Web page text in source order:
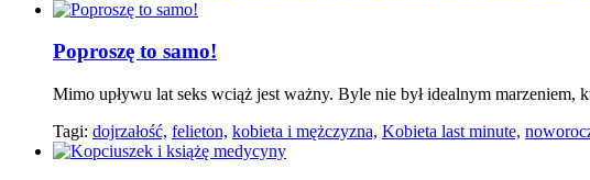
Poproszę to samo!
Mimo upływu lat seks wciąż jest ważny. Byle nie był idealnym marzeniem,
Tagi: dojrzałość, felieton, kobieta i mężczyzna, Kobieta last minute,